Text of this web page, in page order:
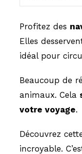
Profitez des
Elles
idéal pour
Beaucoup de
animaux. Cela
votre voyage.
Découvrez
incroyable.